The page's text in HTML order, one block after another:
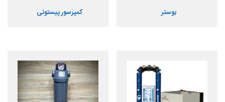
بوستر کمپرسور پیستونی